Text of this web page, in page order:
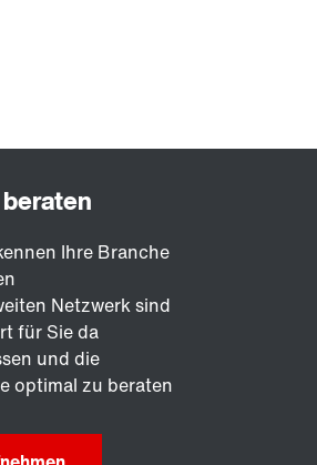
Ihre Branche
Netzwerk sind
für Sie da
und die
optimal zu beraten